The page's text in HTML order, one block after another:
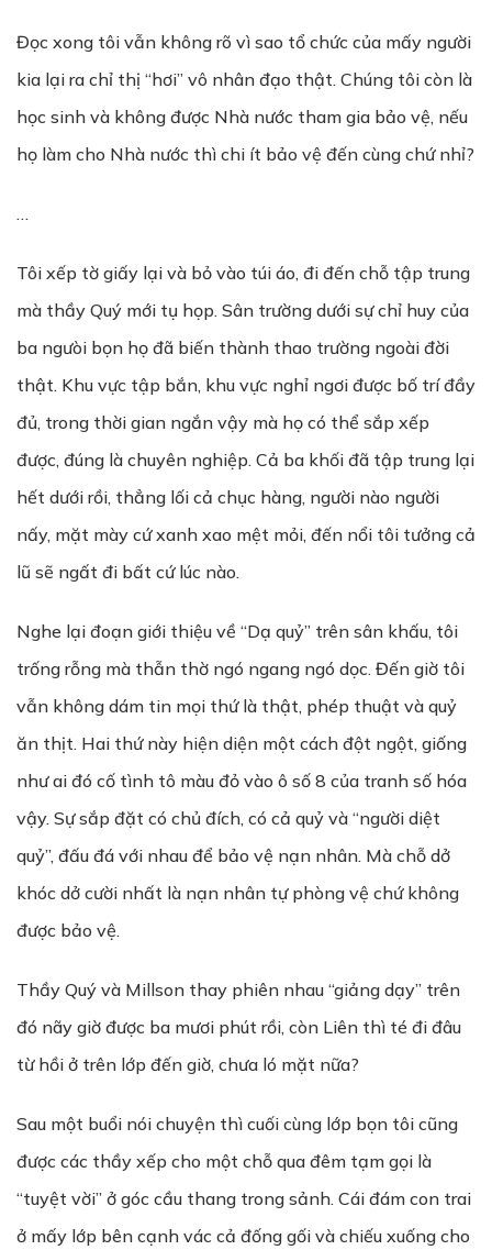
Đọc xong tôi vẫn không rõ vì sao tổ chức của mấy người
kia lại ra chỉ thị “hơi” vô nhân đạo thật. Chúng tôi còn là
học sinh và không được Nhà nước tham gia bảo vệ, nếu
họ làm cho Nhà nước thì chi ít bảo vệ đến cùng chứ nhỉ?
…
Tôi xếp tờ giấy lại và bỏ vào túi áo, đi đến chỗ tập trung
mà thầy Quý mới tụ họp. Sân trường dưới sự chỉ huy của
ba ngưòi bọn họ đã biến thành thao trường ngoài đời
thật. Khu vực tập bắn, khu vực nghỉ ngơi được bố trí đầy
đủ, trong thời gian ngắn vậy mà họ có thể sắp xếp
được, đúng là chuyên nghiệp. Cả ba khối đã tập trung lại
hết dưới rồi, thẳng lối cả chục hàng, người nào người
nấy, mặt mày cứ xanh xao mệt mỏi, đến nổi tôi tưởng cả
lũ sẽ ngất đi bất cứ lúc nào.
Nghe lại đoạn giới thiệu về “Dạ quỷ” trên sân khấu, tôi
trống rỗng mà thẫn thờ ngó ngang ngó dọc. Đến giờ tôi
vẫn không dám tin mọi thứ là thật, phép thuật và quỷ
ăn thịt. Hai thứ này hiện diện một cách đột ngột, giống
như ai đó cố tình tô màu đỏ vào ô số 8 của tranh số hóa
vậy. Sự sắp đặt có chủ đích, có cả quỷ và “người diệt
quỷ”, đấu đá với nhau để bảo vệ nạn nhân. Mà chỗ dở
khóc dở cười nhất là nạn nhân tự phòng vệ chứ không
được bảo vệ.
Thầy Quý và Millson thay phiên nhau “giảng dạy” trên
đó nãy giờ được ba mươi phút rồi, còn Liên thì té đi đâu
từ hồi ở trên lớp đến giờ, chưa ló mặt nữa?
Sau một buổi nói chuyện thì cuối cùng lớp bọn tôi cũng
được các thầy xếp cho một chỗ qua đêm tạm gọi là
“tuyệt vời” ở góc cầu thang trong sảnh. Cái đám con trai
ở mấy lớp bên cạnh vác cả đống gối và chiếu xuống cho